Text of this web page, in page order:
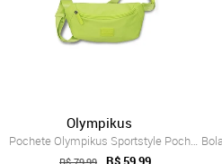
Olympikus
Pochete Olympikus Sportstyle Pochete Oly...